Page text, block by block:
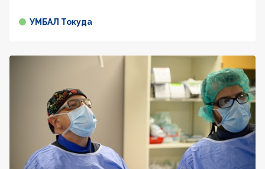
УМБАЛ Токуда